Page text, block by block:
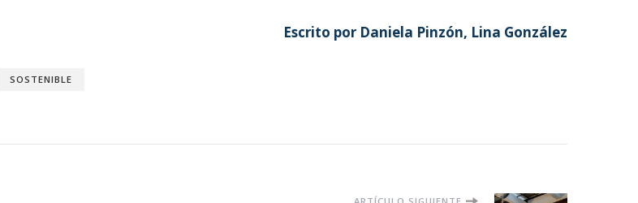
Escrito por Daniela Pinzón, Lina González
SOSTENIBLE